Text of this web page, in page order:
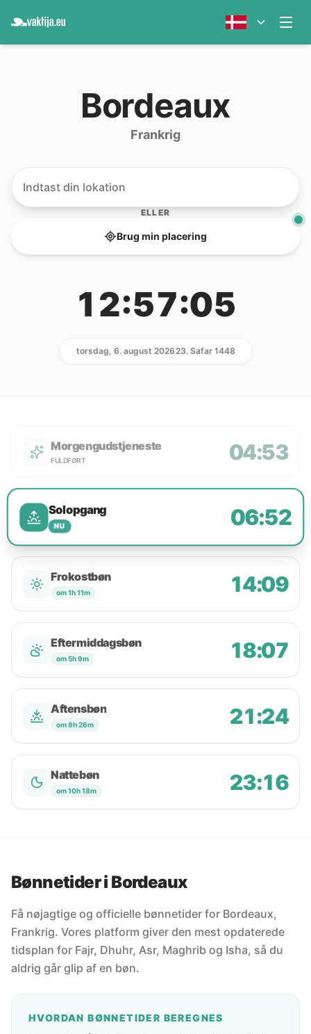
Bordeaux
Frankrig
ELLER
Brug min placering
12:57:05
torsdag, 6. august 202623. Safar 1448
Morgengudstjeneste
FULDFØRT 04:53
Solopgang
NU 06:52
Frokostbøn
om 1h 11m 14:09
Eftermiddagsbøn
om 5h 9m 18:07
Aftensbøn
om 8h 26m 21:24
Nattebøn
om 10h 18m 23:16
Bønnetider i Bordeaux
Få nøjagtige og officielle bønnetider for Bordeaux,
Frankrig. Vores platform giver den mest opdaterede
tidsplan for Fajr, Dhuhr, Asr, Maghrib og Isha, så du
aldrig går glip af en bøn.
HVORDAN BØNNETIDER BEREGNES